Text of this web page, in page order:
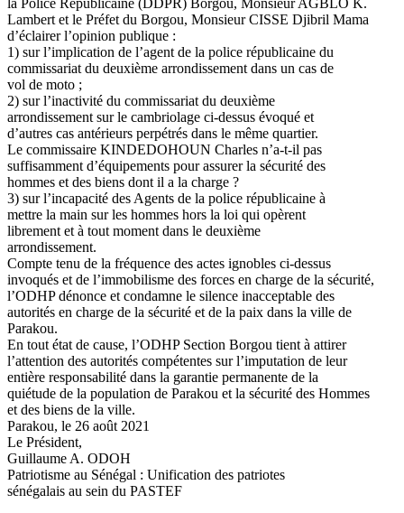
la Police Républicaine (DDPR) Borgou, Monsieur AGBLO K.
Lambert et le Préfet du Borgou, Monsieur CISSE Djibril Mama
d’éclairer l’opinion publique :
1) sur l’implication de l’agent de la police républicaine du
commissariat du deuxième arrondissement dans un cas de
vol de moto ;
2) sur l’inactivité du commissariat du deuxième
arrondissement sur le cambriolage ci-dessus évoqué et
d’autres cas antérieurs perpétrés dans le même quartier.
Le commissaire KINDEDOHOUN Charles n’a-t-il pas
suffisamment d’équipements pour assurer la sécurité des
hommes et des biens dont il a la charge ?
3) sur l’incapacité des Agents de la police républicaine à
mettre la main sur les hommes hors la loi qui opèrent
librement et à tout moment dans le deuxième
arrondissement.
Compte tenu de la fréquence des actes ignobles ci-dessus
invoqués et de l’immobilisme des forces en charge de la sécurité,
l’ODHP dénonce et condamne le silence inacceptable des
autorités en charge de la sécurité et de la paix dans la ville de
Parakou.
En tout état de cause, l’ODHP Section Borgou tient à attirer
l’attention des autorités compétentes sur l’imputation de leur
entière responsabilité dans la garantie permanente de la
quiétude de la population de Parakou et la sécurité des Hommes
et des biens de la ville.
Parakou, le 26 août 2021
Le Président,
Guillaume A. ODOH
Patriotisme au Sénégal : Unification des patriotes
sénégalais au sein du PASTEF